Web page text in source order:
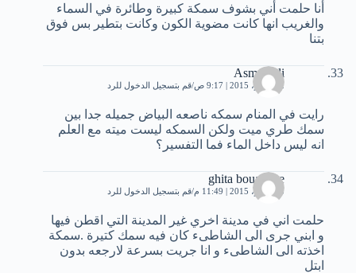
أنا حلمت أني بشوف سمكة كبيرة وطائرة في السماء
والغريب انها كانت مضوية الكون وكانت بتطير بس فوق
بتنا
AsmaaAli
2 نوفمبر، 2015 | 9:17 ص قم بتسجيل الدخول للرد
رايت في المنام سمكه ناصعه البياض جميله جدا بين
سمك طري ميت ولكن السمكه ليست ميته مع العلم
انه ليس داخل الماء فما التفسير؟
ghita bouanane
3 نوفمبر، 2015 | 11:49 م قم بتسجيل الدخول للرد
حلمت اني في مدينة اخري غير المدينة التي اقطن فيها
و ابني جرى الى الشاطىء كان فيه سمك كتيرة .سمكة
اخذته الى الشاطىء و انا جريت بسرعة لارجعه بدون
ابتل